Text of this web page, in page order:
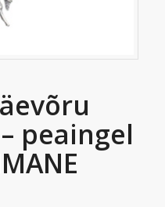
peaingel